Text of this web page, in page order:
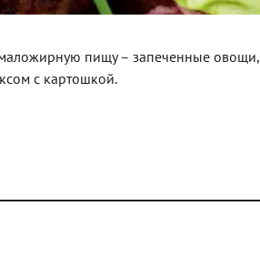
пищу – запеченные овощи,
с картошкой.